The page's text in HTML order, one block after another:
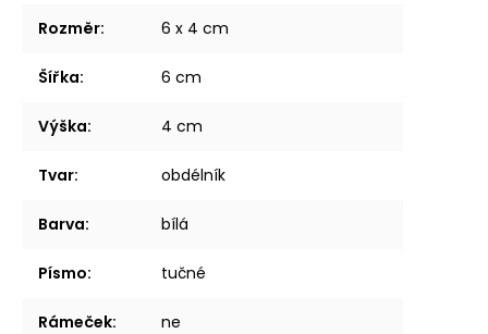
Rozměr: 6 x 4 cm
Šířka: 6 cm
Výška: 4 cm
Tvar: obdélník
Barva: bílá
Písmo: tučné
Rámeček: ne